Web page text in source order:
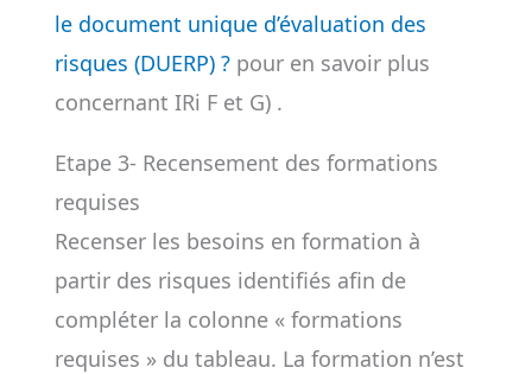
le document unique d’évaluation des
risques (DUERP) ?pour en savoir plus
concernant IRi F et G) .
Etape 3- Recensement des formations
requises
Recenser les besoins en formation à
partir des risques identifiés afin de
compléter la colonne « formations
requises » du tableau. La formation n’est